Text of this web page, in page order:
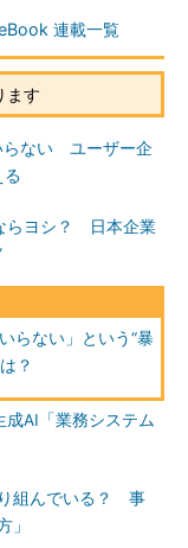
連載一覧
ます
らない ユーザー企
る
らヨシ？ 日本企業
らない」という“暴
？
AI「業務システム
り組んでいる？ 事
」